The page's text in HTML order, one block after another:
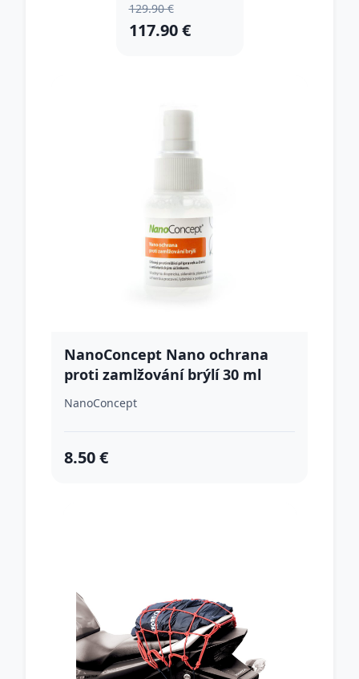
129.90 €
117.90 €
NanoConcept Nano ochrana
proti zamlžování brýlí 30 ml
NanoConcept
8.50 €